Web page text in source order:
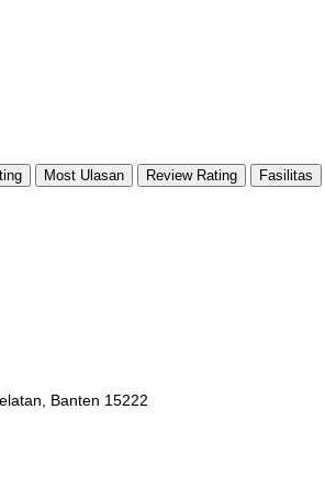
Most Ulasan Review Rating
Fasilitas
Banten 15222